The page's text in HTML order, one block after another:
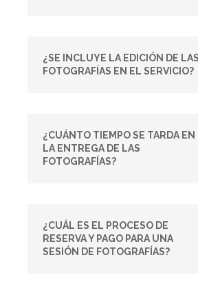
¿SE INCLUYE LA EDICIÓN DE LAS
FOTOGRAFÍAS EN EL SERVICIO?
¿CUÁNTO TIEMPO SE TARDA EN
LA ENTREGA DE LAS
FOTOGRAFÍAS?
¿CUÁL ES EL PROCESO DE
RESERVA Y PAGO PARA UNA
SESIÓN DE FOTOGRAFÍAS?